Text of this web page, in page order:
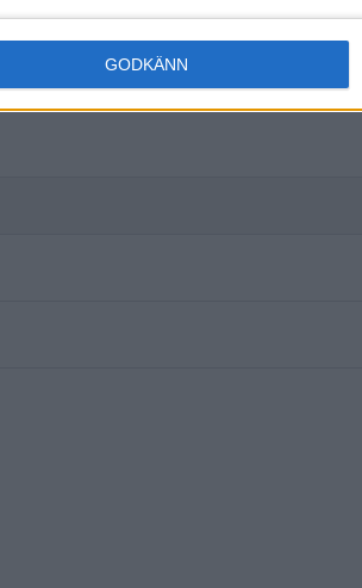
GODKÄNN